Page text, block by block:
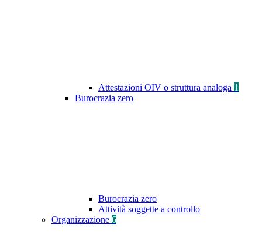
Attestazioni OIV o struttura analoga 1
Burocrazia zero
Burocrazia zero
Attività soggette a controllo
Organizzazione 6